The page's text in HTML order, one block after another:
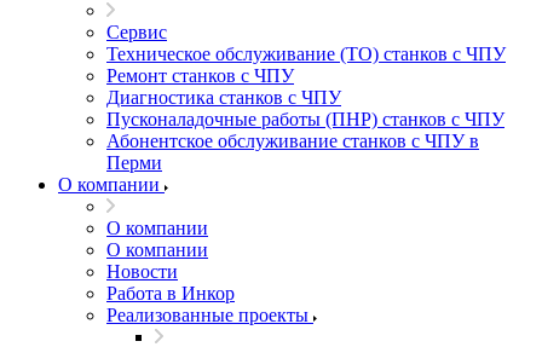
Сервис
Техническое обслуживание (ТО) станков с ЧПУ
Ремонт станков с ЧПУ
Диагностика станков с ЧПУ
Пусконаладочные работы (ПНР) станков с ЧПУ
Абонентское обслуживание станков с ЧПУ в
Перми
О компании
О компании
О компании
Новости
Работа в Инкор
Реализованные проекты